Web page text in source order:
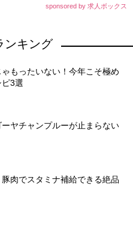
sponsored by 求人ボックス
ンキング
もったいない！今年こそ極め
3選
ヤチャンプルーが止まらない
肉でスタミナ補給できる絶品